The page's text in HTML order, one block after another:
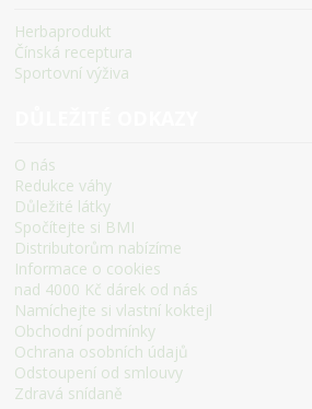
Herbaprodukt
Čínská receptura
Sportovní výživa
O nás
Redukce váhy
Důležité látky
Spočítejte si BMI
Distributorům nabízíme
Informace o cookies
nad 4000 Kč dárek od nás
Namíchejte si vlastní koktejl
Obchodní podmínky
Ochrana osobních údajů
Odstoupení od smlouvy
Zdravá snídaně